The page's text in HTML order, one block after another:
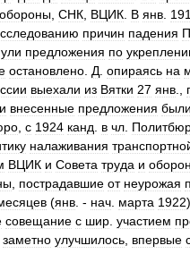
обороны СНК ВЦИК В янв
причин падения
предложения по
остановлено Д опираясь на
выехали из Вятки 27 янв
и внесенные предложения были
с 1924 канд в чл
налаживания
ВЦИК и Совета труда и
пострадавшие от неурожая
(янв . - нач марта 1922).
совещание с шир участием
заметно улучшилось впервые